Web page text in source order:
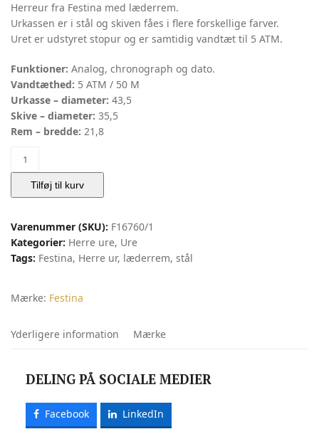
Herreur fra Festina med læderrem.
Urkassen er i stål og skiven fåes i flere forskellige farver.
Uret er udstyret stopur og er samtidig vandtæt til 5 ATM.
Funktioner: Analog, chronograph og dato.
Vandtæthed: 5 ATM / 50 M
Urkasse – diameter: 43,5
Skive – diameter: 35,5
Rem – bredde: 21,8
Herre
Ur
Festina
Chronograf
Festina
antal
Tilføj til kurv
Varenummer (SKU): F16760/1
Kategorier: Herre ure, Ure
Tags: Festina, Herre ur, læderrem, stål
Mærke: Festina
Yderligere information Mærke
DELING PÅ SOCIALE MEDIER
Facebook LinkedIn